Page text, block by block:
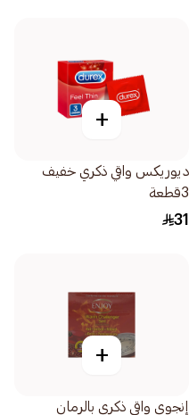
+
ديوريكس واقي ذكري خفيف
3قطعة
31
+
إنجوي واقي ذكري بالرمان